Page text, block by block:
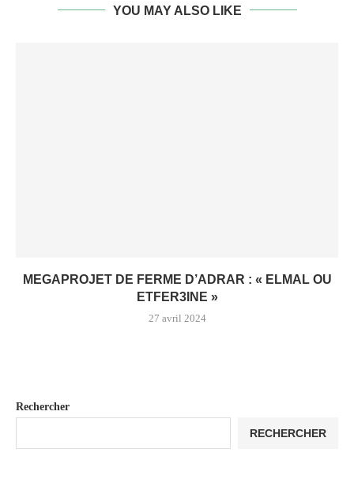
YOU MAY ALSO LIKE
MEGAPROJET DE FERME D’ADRAR : « ELMAL OU
ETFER3INE »
27 avril 2024
Rechercher
RECHERCHER